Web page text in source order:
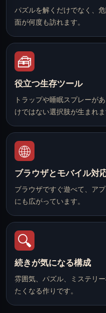
パズルを解くだけでなく、
面が何度も訪れます。
🧰
役立つ生存ツール
トラップや睡眠スプレーが
けではない選択肢が生まれま
🌐
ブラウザとモバイル対
ブラウザですぐ遊べて、ア
にも広がっています。
🔍
続きが気になる構成
雰囲気、パズル、ミステリ
たくなる作りです。